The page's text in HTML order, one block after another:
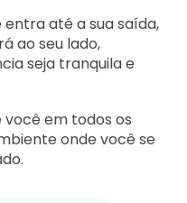
até a sua saída,
ao seu lado,
seja tranquila e
você em todos os
onde você se